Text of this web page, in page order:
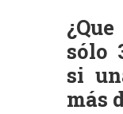
sólo
si
más